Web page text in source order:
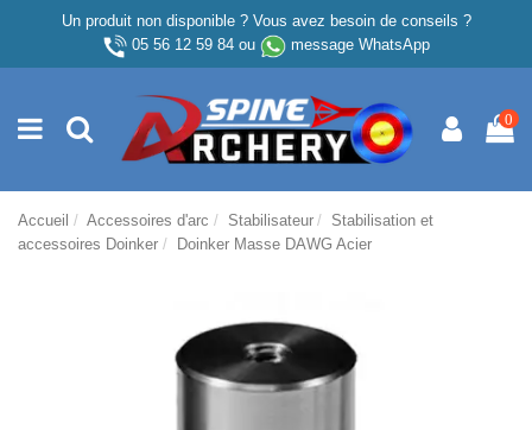
Un produit non disponible ? Vous avez besoin de conseils ?
05 56 12 59 84ou message WhatsApp
0
Accueil Accessoires d'arc Stabilisateur
Stabilisation et
accessoires Doinker
Doinker Masse DAWG Acier